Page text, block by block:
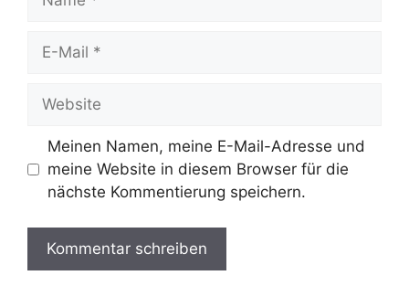
Website
Meinen Namen, meine E-Mail-Adresse und
meine Website in diesem Browser für die
nächste Kommentierung speichern.